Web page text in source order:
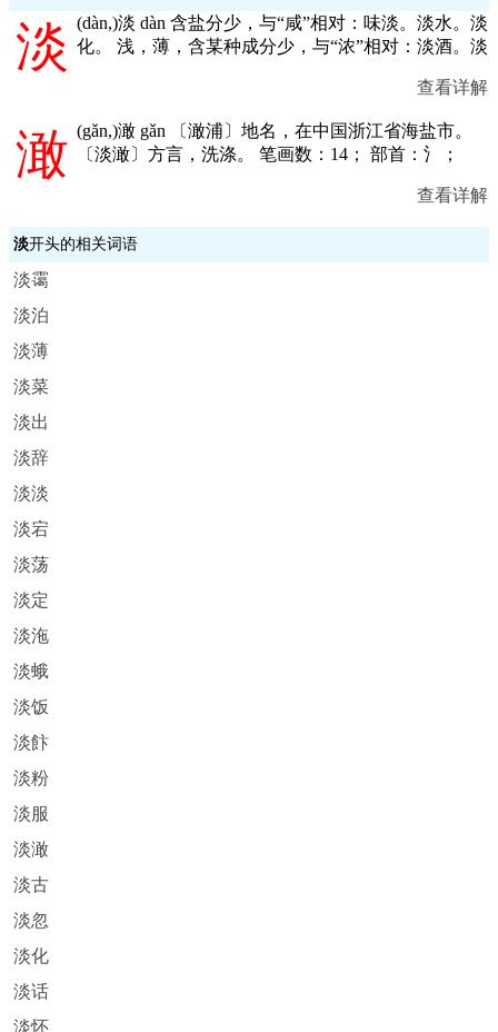
淡 (dàn,)淡 dàn 含盐分少，与“咸”相对：味淡。淡水。淡
化。 浅，薄，含某种成分少，与“浓”相对：淡酒。淡
查看详解
澉 (gǎn,)澉 gǎn 〔澉浦〕地名，在中国浙江省海盐市。
〔淡澉〕方言，洗涤。 笔画数：14； 部首：氵；
查看详解
淡开头的相关词语
淡霭
淡泊
淡薄
淡菜
淡出
淡辞
淡淡
淡宕
淡荡
淡定
淡沲
淡蛾
淡饭
淡飰
淡粉
淡服
淡澉
淡古
淡忽
淡化
淡话
淡怀